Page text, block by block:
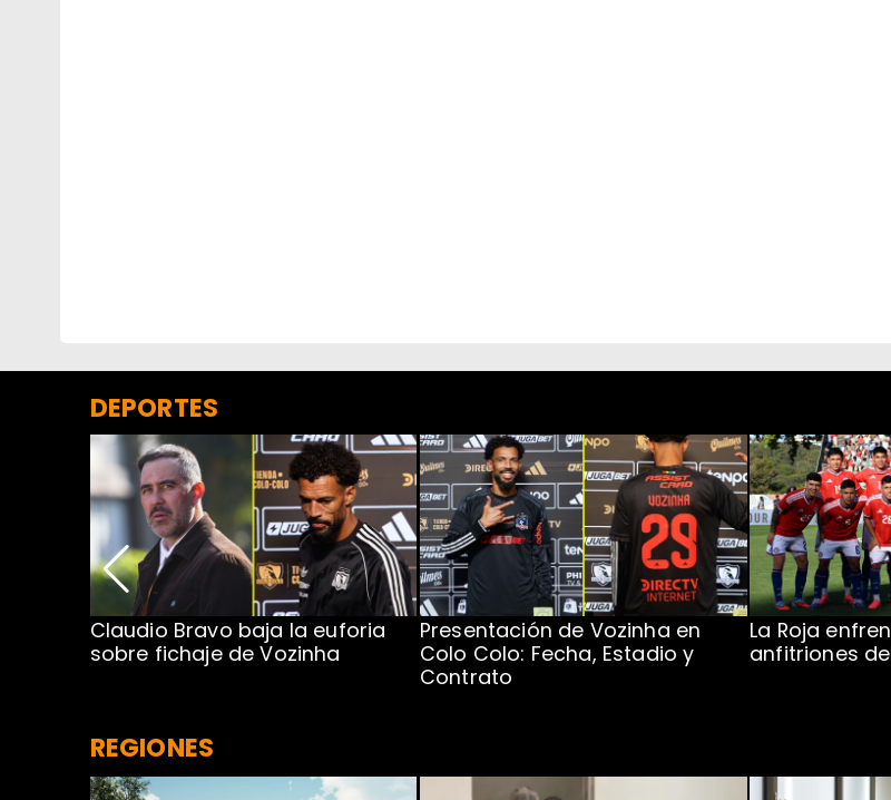
DEPORTES
Claudio Bravo baja la euforia
sobre fichaje de Vozinha
Presentación de Vozinha en
Colo Colo: Fecha, Estadio y
Contrato
La Roja
anfitriones
REGIONES